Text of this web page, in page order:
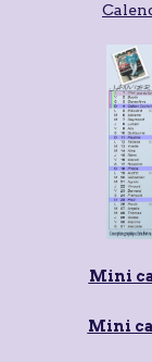
Mini
Mini